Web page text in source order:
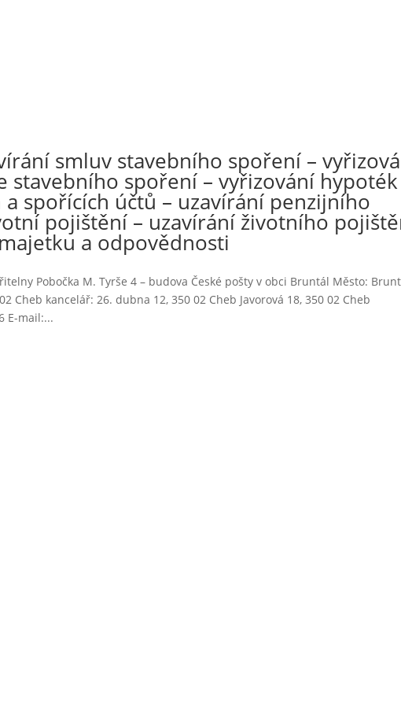
smluv stavebního spoření –
stavebního spoření – vyřizování hypoték
spořících účtů – uzavírání penzijního
pojištění – uzavírání životního
a odpovědnosti
Pobočka M. Tyrše 4 – budova České pošty v obci Bruntál Město:
Cheb kancelář: 26. dubna 12, 350 02 Cheb Javorová 18, 350 02 Cheb
E-mail:...